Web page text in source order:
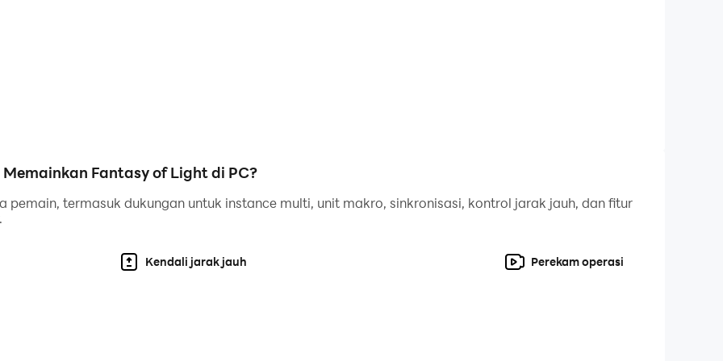
dan hidup.
tombol untuk untuk meningkatkan akunmu, memastikan bahwa susunan pertempuran yang paling se
sekaligus menghemat banyak biaya peningkatan bagi pemain.
Fantasy of Light di PC?
termasuk dukungan untuk instance multi, unit makro, sinkronisasi, kontrol jarak jauh, dan fitur
Kendali jarak jauh Perekam operasi